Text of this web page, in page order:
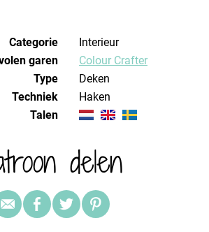
Categorie
Interieur
garen
Colour Crafter
Type
Deken
Techniek
haken
Talen
delen